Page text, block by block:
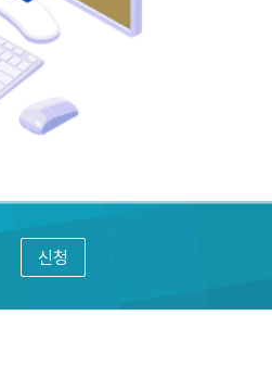
신청